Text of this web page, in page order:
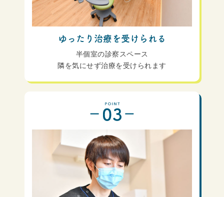
ゆったり治療を受けられる
半個室の診察スペース
隣を気にせず治療を受けられます